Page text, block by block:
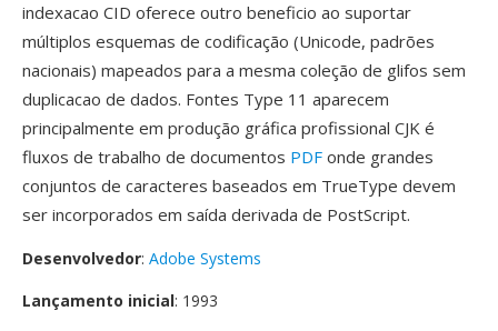
indexacao CID oferece outro beneficio ao suportar
múltiplos esquemas de codificação (Unicode, padrões
nacionais) mapeados para a mesma coleção de glifos sem
duplicacao de dados. Fontes Type 11 aparecem
principalmente em produção gráfica profissional CJK é
fluxos de trabalho de documentos PDF onde grandes
conjuntos de caracteres baseados em TrueType devem
ser incorporados em saída derivada de PostScript.
Desenvolvedor: Adobe Systems
Lançamento inicial: 1993